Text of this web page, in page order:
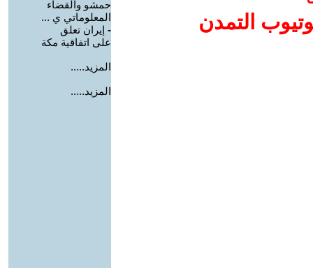
التمدن
حمشو والقضاء
المعلوماتي ي ...
- إيران تعلق
على اتفاقية مكة
المزيد.....
المزيد.....